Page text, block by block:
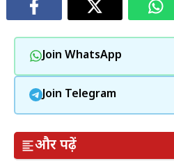
Join WhatsApp
Join Telegram
और पढ़ें